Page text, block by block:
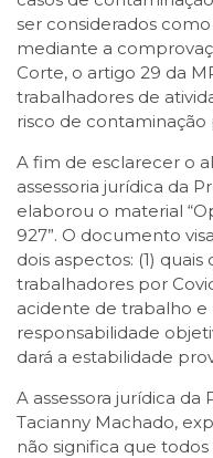
ser considerados
mediante a
Corte, o artigo 29 da
trabalhadores de
risco de
A fim de esclarecer o
assessoria jurídica da
elaborou o material
927”. O documento
dois aspectos: (1)
trabalhadores por
acidente de trabalho
responsabilidade
dará a estabilidade
A assessora jurídica da
Tacianny Machado,
não significa que